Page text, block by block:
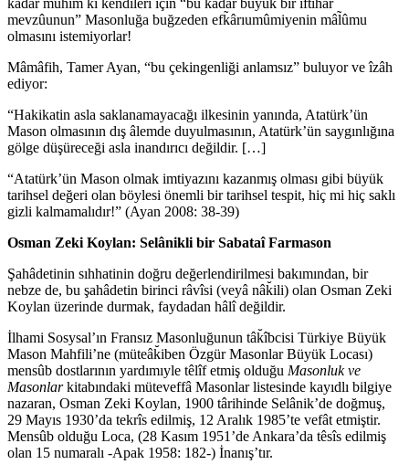
kadar mühim ki kendileri için “bu kadar büyük bir iftihâr
mevzûunun” Masonluğa buğzeden efk̃ârıumûmiyenin mâl̃ûmu
olmasını istemiyorlar!
Mâmâfih, Tamer Ayan, “bu çekingenliği anlamsız” buluyor ve îzâh
ediyor:
“Hakikatin asla saklanamayacağı ilkesinin yanında, Atatürk’ün
Mason olmasının dış âlemde duyulmasının, Atatürk’ün saygınlığına
gölge düşüreceği asla inandırıcı değildir. […]
“Atatürk’ün Mason olmak imtiyazını kazanmış olması gibi büyük
tarihsel değeri olan böylesi önemli bir tarihsel tespit, hiç mi hiç saklı
gizli kalmamalıdır!” (Ayan 2008: 38-39)
Osman Zeki Koylan: Selânikli bir Sabataî Farmason
Şahâdetinin sıhhatinin doğru değerlendirilmesi bakımından, bir
nebze de, bu şahâdetin birinci râvîsi (veyâ nâk̆ili) olan Osman Zeki
Koylan üzerinde durmak, faydadan hâlî değildir.
İlhami Sosysal’ın Fransız Masonluğunun tâk̆îbcisi Türkiye Büyük
Mason Mahfili’ne (müteâk̆iben Özgür Masonlar Büyük Locası)
mensûb dostlarının yardımıyle têlîf etmiş olduğu Masonluk ve
Masonlarkitabındaki müteveffâ Masonlar listesinde kayıdlı bilgiye
nazaran, Osman Zeki Koylan, 1900 târihinde Selânik’de doğmuş,
29 Mayıs 1930’da tekrîs edilmiş, 12 Aralık 1985’te vefât etmiştir.
Mensûb olduğu Loca, (28 Kasım 1951’de Ankara’da têsîs edilmiş
olan 15 numaralı -Apak 1958: 182-) İnanış’tır.